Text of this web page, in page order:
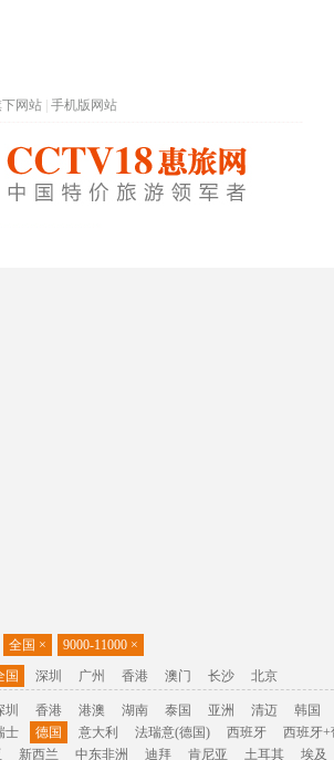
网站 手机版网站
全国 × 9000-11000 ×
国 深圳 广州 香港 澳门 长沙 北京
圳 香港 港澳 湖南 泰国 亚洲 清迈
韩国
士 德国 意大利 法瑞意(德国) 西班牙
西班牙+
新西兰 中东非洲 迪拜 肯尼亚 土耳其
埃及